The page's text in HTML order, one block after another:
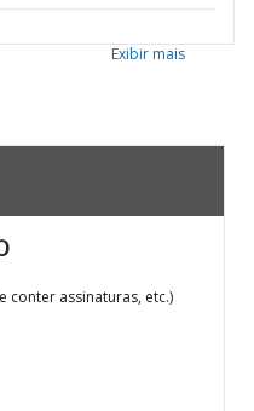
Exibir mais
assinaturas, etc.)